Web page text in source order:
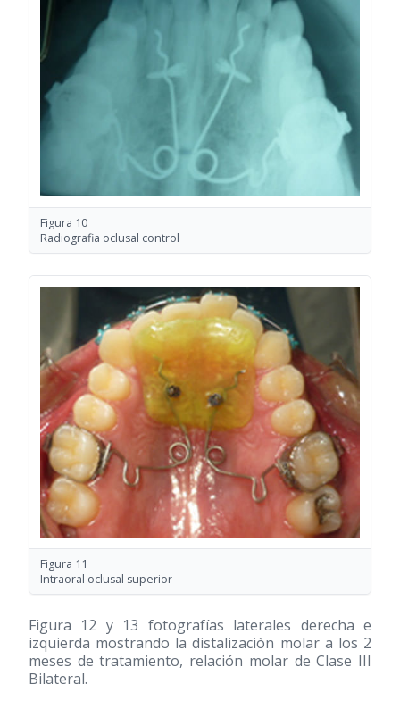
Figura 10
Radiografia oclusal control
Figura 11
Intraoral oclusal superior
Figura 12 y 13 fotografías laterales derecha e
izquierda mostrando la distalizaciòn molar a los 2
meses de tratamiento, relación molar de Clase III
Bilateral.